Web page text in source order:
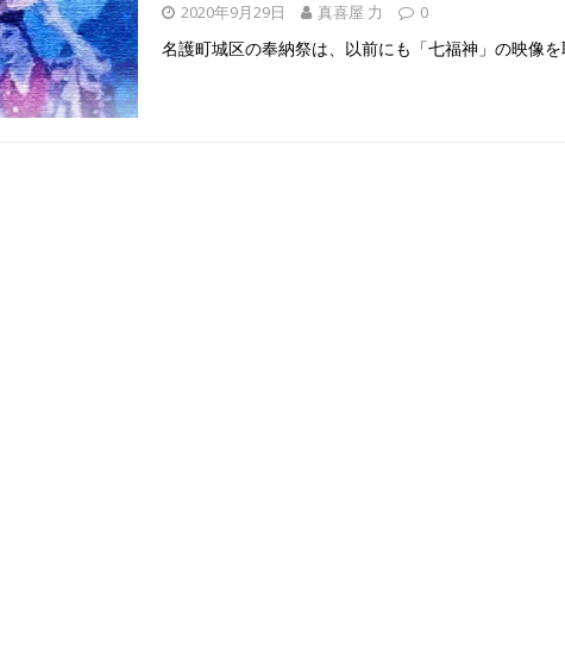
2020年9月29日 真喜屋 力 0
名護町城区の奉納祭は、以前にも「七福神」の映像を